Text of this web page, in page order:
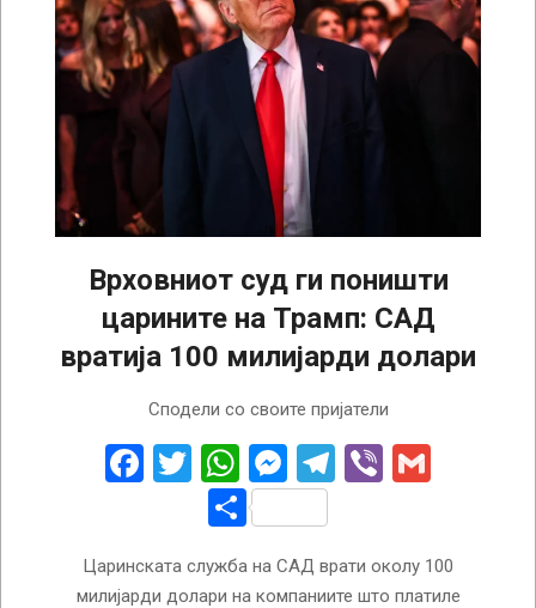
Врховниот суд ги поништи
царините на Трамп: САД
вратија 100 милијарди долари
Сподели со своите пријатели
Facebook
Twitter
WhatsApp
Messenger
Telegram
Viber
Share
Царинската служба на САД врати околу 100
милијарди долари на компаниите што платиле